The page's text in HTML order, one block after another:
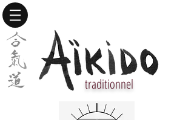
traditionnel